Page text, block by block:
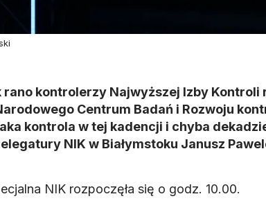
rano kontrolerzy Najwyższej Izby Kontroli
Centrum Badań i Rozwoju
kontrola w tej kadencji i chyba dekadzie
NIK w Białymstoku Janusz
NIK rozpoczęła się o godz. 10.00.